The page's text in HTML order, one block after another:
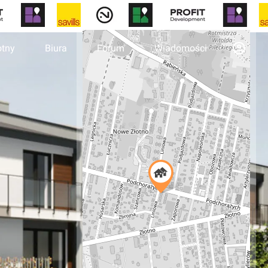
Biura Forum Wiadomości